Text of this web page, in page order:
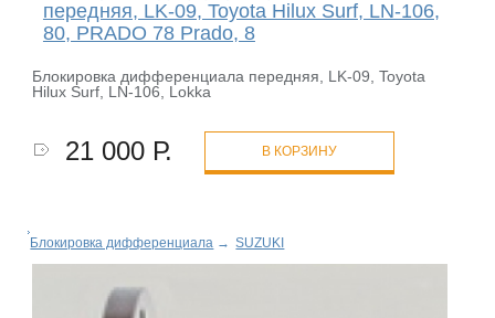
передняя, LK-09, Toyota Hilux Surf, LN-106,
80, PRADO 78 Prado, 8
Блокировка дифференциала передняя, LK-09, Toyota
Hilux Surf, LN-106, Lokka
21 000 Р. В КОРЗИНУ
Блокировка дифференциала → SUZUKI